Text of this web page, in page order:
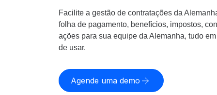
Facilite a gestão de contratações da
folha de pagamento, benefícios, impostos,
ações para sua equipe da Alemanha, tudo
de usar.
Agende uma demo